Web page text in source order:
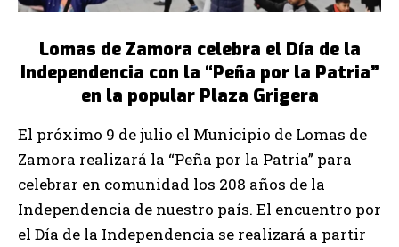
Lomas de Zamora celebra el Día de la
Independencia con la “Peña por la Patria”
en la popular Plaza Grigera
El próximo 9 de julio el Municipio de Lomas de
Zamora realizará la “Peña por la Patria” para
celebrar en comunidad los 208 años de la
Independencia de nuestro país. El encuentro por
el Día de la Independencia se realizará a partir